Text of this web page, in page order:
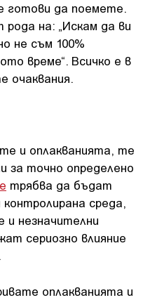
готови да поемете.
на: „Искам да ви
не съм 100%
време“. Всичко е в
очаквания.
и оплакванията, те
за точно определено
трябва да бъдат
среда,
незначителни
сериозно влияние
оплакванията и